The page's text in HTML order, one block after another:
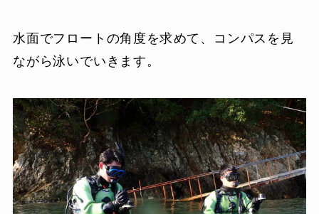
水面でフロートの角度を求めて、コンパスを見
ながら泳いでいきます。